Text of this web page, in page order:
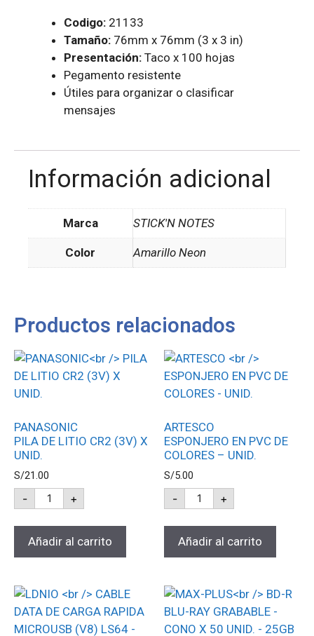
Codigo: 21133
Tamaño: 76mm x 76mm (3 x 3 in)
Presentación: Taco x 100 hojas
Pegamento resistente
Útiles para organizar o clasificar
mensajes
Información adicional
Marca STICK'N NOTES
Color Amarillo Neon
Productos relacionados
PANASONIC
PILA DE LITIO CR2 (3V) X
UNID.
S/21.00
- +
Añadir al carrito
ARTESCO
ESPONJERO EN PVC DE
COLORES – UNID.
S/5.00
- +
Añadir al carrito